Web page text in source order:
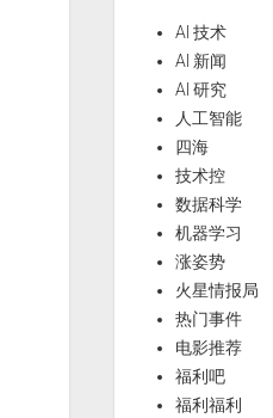
AI 技术
AI 新闻
AI 研究
人工智能
四海
技术控
数据科学
机器学习
涨姿势
火星情报局
热门事件
电影推荐
福利吧
福利福利